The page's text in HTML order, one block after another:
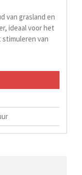
van grasland en
ideaal voor het
stimuleren van